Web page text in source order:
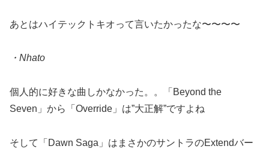
あとはハイテックトキオって言いたかったな〜〜〜〜
・Nhato
個人的に好きな曲しかなかった。。「Beyond the
Seven」から「Override」は”大正解”ですよね
そして「Dawn Saga」はまさかのサントラのExtendバー